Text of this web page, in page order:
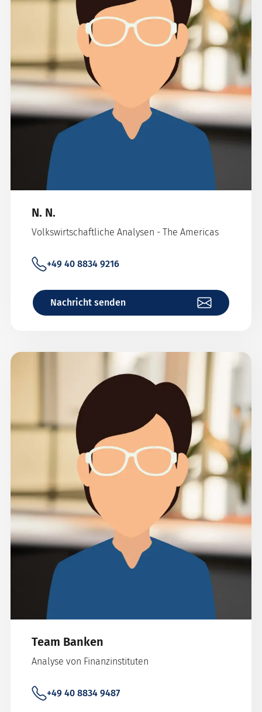
N. N.
Volkswirtschaftliche Analysen - The Americas
+49 40 8834 9216
Nachricht senden
Team Banken
Analyse von Finanzinstituten
+49 40 8834 9487